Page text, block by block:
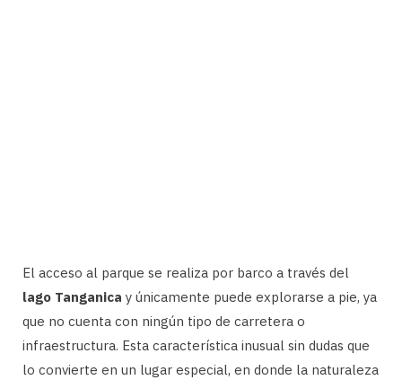
El acceso al parque se realiza por barco a través del
lago Tanganica y únicamente puede explorarse a pie, ya
que no cuenta con ningún tipo de carretera o
infraestructura. Esta característica inusual sin dudas que
lo convierte en un lugar especial, en donde la naturaleza